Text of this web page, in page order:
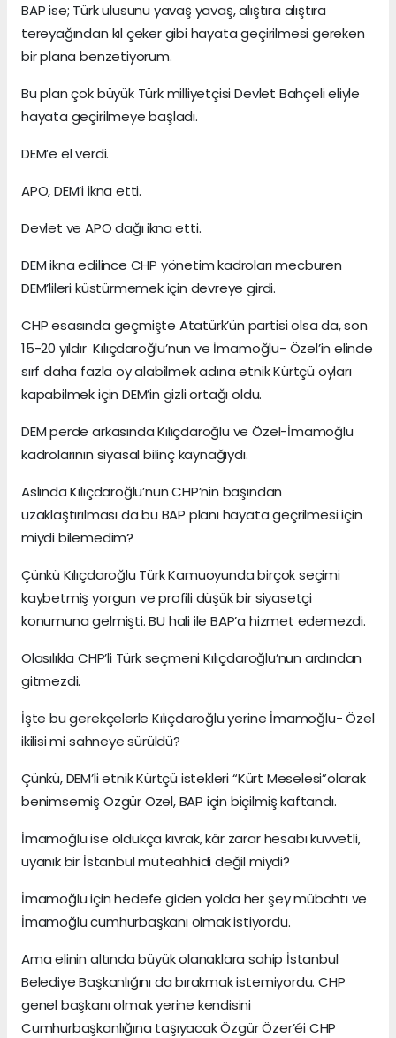
BAP ise; Türk ulusunu yavaş yavaş, alıştıra alıştıra
tereyağından kıl çeker gibi hayata geçirilmesi gereken
bir plana benzetiyorum.
Bu plan çok büyük Türk milliyetçisi Devlet Bahçeli eliyle
hayata geçirilmeye başladı.
DEM’e el verdi.
APO, DEM’i ikna etti.
Devlet ve APO dağı ikna etti.
DEM ikna edilince CHP yönetim kadroları mecburen
DEM’lileri küstürmemek için devreye girdi.
CHP esasında geçmişte Atatürk’ün partisi olsa da, son
15-20 yıldır Kılıçdaroğlu’nun ve İmamoğlu- Özel’in elinde
sırf daha fazla oy alabilmek adına etnik Kürtçü oyları
kapabilmek için DEM’in gizli ortağı oldu.
DEM perde arkasında Kılıçdaroğlu ve Özel-İmamoğlu
kadrolarının siyasal bilinç kaynağıydı.
Aslında Kılıçdaroğlu’nun CHP’nin başından
uzaklaştırılması da bu BAP planı hayata geçrilmesi için
miydi bilemedim?
Çünkü Kılıçdaroğlu Türk Kamuoyunda birçok seçimi
kaybetmiş yorgun ve profili düşük bir siyasetçi
konumuna gelmişti. BU hali ile BAP’a hizmet edemezdi.
Olasılıkla CHP’li Türk seçmeni Kılıçdaroğlu’nun ardından
gitmezdi.
İşte bu gerekçelerle Kılıçdaroğlu yerine İmamoğlu- Özel
ikilisi mi sahneye sürüldü?
Çünkü, DEM’li etnik Kürtçü istekleri “Kürt Meselesi”olarak
benimsemiş Özgür Özel, BAP için biçilmiş kaftandı.
İmamoğlu ise oldukça kıvrak, kâr zarar hesabı kuvvetli,
uyanık bir İstanbul müteahhidi değil miydi?
İmamoğlu için hedefe giden yolda her şey mübahtı ve
İmamoğlu cumhurbaşkanı olmak istiyordu.
Ama elinin altında büyük olanaklara sahip İstanbul
Belediye Başkanlığını da bırakmak istemiyordu. CHP
genel başkanı olmak yerine kendisini
Cumhurbaşkanlığına taşıyacak Özgür Özer’éi CHP